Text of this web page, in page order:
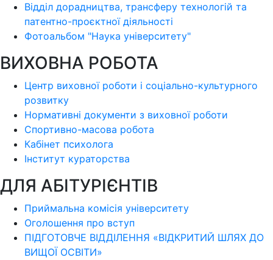
Відділ дорадництва, трансферу технологій та
патентно-проєктної діяльності
Фотоальбом "Наука університету"
ВИХОВНА РОБОТА
Центр виховної роботи і соціально-культурного
розвитку
Нормативні документи з виховної роботи
Спортивно-масова робота
Кабінет психолога
Інститут кураторства
ДЛЯ АБІТУРІЄНТІВ
Приймальна комісія університету
Оголошення про вступ
ПІДГОТОВЧЕ ВІДДІЛЕННЯ «ВІДКРИТИЙ ШЛЯХ ДО
ВИЩОЇ ОСВІТИ»